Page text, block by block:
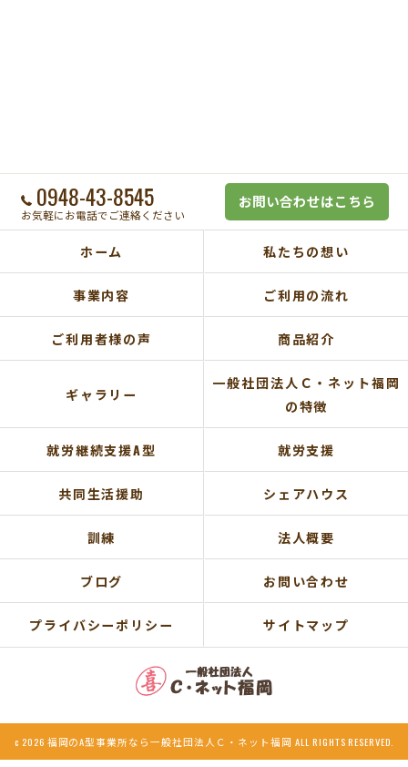
0948-43-8545
お気軽にお電話でご連絡ください
お問い合わせはこちら
ホーム 私たちの想い
事業内容 ご利用の流れ
ご利用者様の声 商品紹介
ギャラリー
一般社団法人Ｃ・ネット福岡
の特徴
就労継続支援A型 就労支援
共同生活援助 シェアハウス
訓練 法人概要
ブログ お問い合わせ
プライバシーポリシー サイトマップ
c 2026 福岡のA型事業所なら一般社団法人Ｃ・ネット福岡 ALL RIGHTS RESERVED.